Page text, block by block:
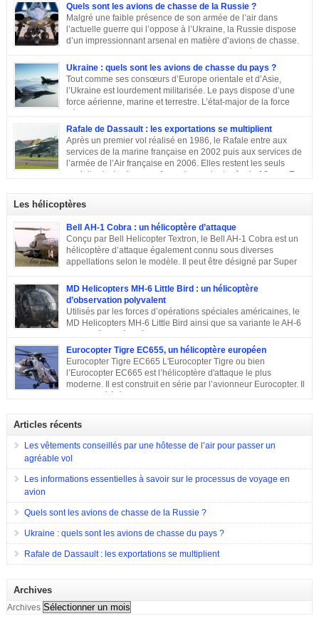
Quels sont les avions de chasse de la Russie ?
Malgré une faible présence de son armée de l’air dans
l’actuelle guerre qui l’oppose à l’Ukraine, la Russie dispose
d’un impressionnant arsenal en matière d’avions de chasse.
ensemble les principaux moyens dont dispose sa force aérienne.
Ukraine : quels sont les avions de chasse du pays ?
Tout comme ses consœurs d’Europe orientale et d’Asie,
l’Ukraine est lourdement militarisée. Le pays dispose d’une
force aérienne, marine et terrestre. L’état-major de la force
est équipée en majorité d’avions de fabrication soviétique. Parmi les
républiques socialistes soviétiques, l’Ukraine élabore l’une des plus
stratégiques. D’après les statistiques de 2014, l’armée de l’air ukrainienne
et les forces de défense aérienne contiennent environ 43 000 personnes et
247 avions. L’armée ukrainienne se divise en trois commandements
Rafale de Dassault : les exportations se multiplient
Après un premier vol réalisé en 1986, le Rafale entre aux
services de la marine française en 2002 puis aux services de
l’armée de l’Air française en 2006. Elles restent les seuls
exploitants du chasseur français pendant près de 10 ans. En
que le succès viendra bientôt. Quatre ans plus tard, les premières
commandes étrangères sont signées et depuis, le constructeur multiplie les
exportations. Tour d’horizon sur les exportations du Rafale …
Les hélicoptères
Bell AH-1 Cobra : un hélicoptère d’attaque
Conçu par Bell Helicopter Textron, le Bell AH-1 Cobra est un
hélicoptère d’attaque également connu sous diverses
appellations selon le modèle. Il peut être désigné par Super
Cobra, Snake ou encore Viper. Le modèle premier était doté de la même
motorisation, de la même transmission et du même rotor principal que le
Bell UH-1 Iroquois. Cet appareil a effectué son premier vol en septembre
1965, est entré en service en 1967 et est toujours en service dans quelques
pays. Sa conception C’est en 1962 que Bell décide de construire un
MD Helicopters MH-6 Little Bird : un hélicoptère
d’observation polyvalent
Utilisés par les forces d’opérations spéciales américaines, le
MD Helicopters MH-6 Little Bird ainsi que sa variante le AH-6
est un hélicoptère léger conçu sur la base du Hughes OH-6 et
du Hughes MD 500. Il a été conçu par l’avionneur américain MD
Helicopters. Sa conception Lorsqu’en 1960, l’armée américaine a évoqué
son souhait de développer un hélicoptère léger d’observation qui serait
également capable d’endosser divers rôles, de nombreuses compagnies
sont entrées en compétition pour remporter le projet. Parmi elles, il y a eu
Eurocopter Tigre EC655, un hélicoptère européen
Eurocopter Tigre EC665 L'Eurocopter Tigre ou bien
l’Eurocopter EC665 est l’hélicoptère d'attaque le plus
moderne. Il est construit en série par l’avionneur Eurocopter. Il
est destiné à équiper les forces de terres de l’Allemagne, la
construit afin d’assurer les missions d’appui à proximité immédiate des
forces terrestres. Il a été utilisé en 2009 lors de la guerre en Afghanistan.
Eurocopter Tigre EC655
Articles récents
Les vêtements conseillés par une hôtesse de l’air pour passer un
agréable vol
Les informations essentielles à savoir sur le processus de voyage en
avion
Quels sont les avions de chasse de la Russie ?
Ukraine : quels sont les avions de chasse du pays ?
Rafale de Dassault : les exportations se multiplient
Archives
Archives